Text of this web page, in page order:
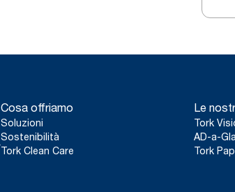
Cosa offriamo
Soluzioni
Sostenibilità
Tork Clean Care
Le
Tork
AD-a-
Tork